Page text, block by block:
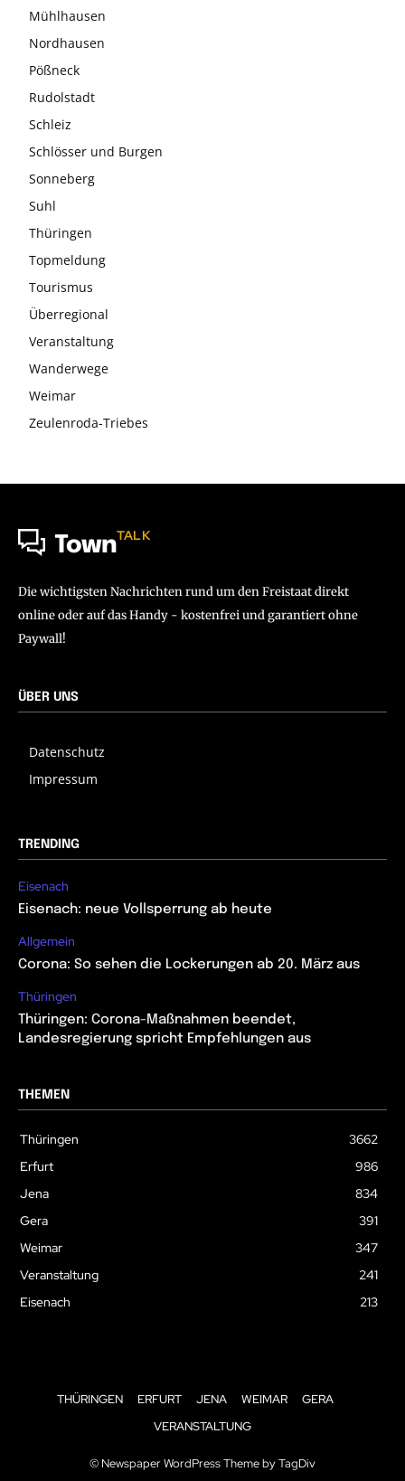
Mühlhausen
Nordhausen
Pößneck
Rudolstadt
Schleiz
Schlösser und Burgen
Sonneberg
Suhl
Thüringen
Topmeldung
Tourismus
Überregional
Veranstaltung
Wanderwege
Weimar
Zeulenroda-Triebes
TownTALK
Die wichtigsten Nachrichten rund um den Freistaat direkt
online oder auf das Handy - kostenfrei und garantiert ohne
Paywall!
ÜBER UNS
Datenschutz
Impressum
TRENDING
Eisenach
Eisenach: neue Vollsperrung ab heute
Allgemein
Corona: So sehen die Lockerungen ab 20. März aus
Thüringen
Thüringen: Corona-Maßnahmen beendet,
Landesregierung spricht Empfehlungen aus
THEMEN
Thüringen
3662
Erfurt
986
Jena
834
Gera
391
Weimar
347
Veranstaltung
241
Eisenach
213
THÜRINGEN ERFURT JENA WEIMAR
GERA
VERANSTALTUNG
© Newspaper WordPress Theme by TagDiv